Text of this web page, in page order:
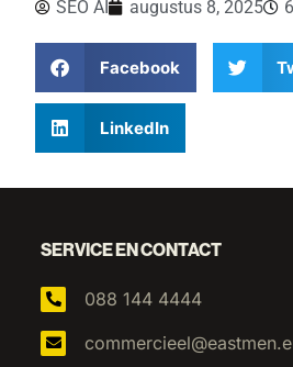
SEO AI augustus 8, 2025
Facebook
LinkedIn
SERVICE EN CONTACT
088 144 4444